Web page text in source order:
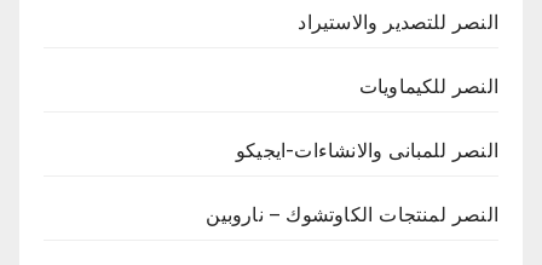
النصر للتصدير والاستيراد
النصر للكيماويات
النصر للمبانى والانشاءات-ايجيكو
النصر لمنتجات الكاوتشوك – ناروبين